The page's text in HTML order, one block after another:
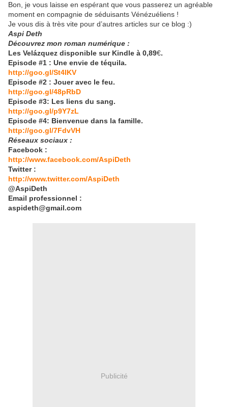
Bon, je vous laisse en espérant que vous passerez un agréable
moment en compagnie de séduisants Vénézuéliens !
Je vous dis à très vite pour d’autres articles sur ce blog :)
Aspi Deth
Découvrez mon roman numérique :
Les Velázquez disponible sur Kindle à 0,89€.
Episode #1 : Une envie de téquila.
http://goo.gl/St4IKV
Episode #2 : Jouer avec le feu.
http://goo.gl/48pRbD
Episode #3: Les liens du sang.
http://goo.gl/p9Y7zL
Episode #4: Bienvenue dans la famille.
http://goo.gl/7FdvVH
Réseaux sociaux :
Facebook :
http://www.facebook.com/AspiDeth
Twitter :
http://www.twitter.com/AspiDeth
@AspiDeth
Email professionnel :
aspideth@gmail.com
Publicité